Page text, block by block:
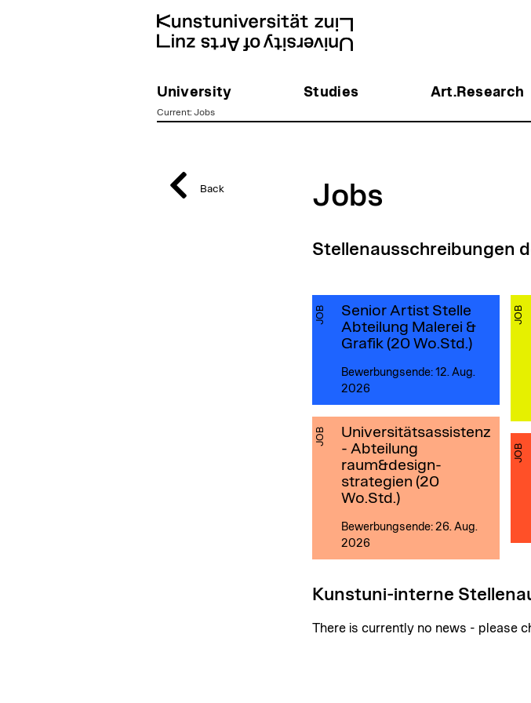
University Studies Art.Research
Current: Jobs
Back Jobs
Stellenausschreibungen
JOB
Senior Artist Stelle
Abteilung Malerei &
Grafik (20 Wo.Std.)
Bewerbungsende: 12. Aug.
2026
JOB
JOB
Universitätsassistenz
- Abteilung
raum&design­
strategien (20
Wo.Std.)
Bewerbungsende: 26. Aug.
2026
JOB
Kunstuni-interne
There is currently no news - please